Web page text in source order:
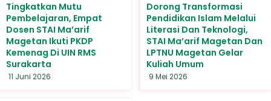
Tingkatkan Mutu
Pembelajaran, Empat
Dosen STAI Ma’arif
Magetan Ikuti PKDP
Kemenag Di UIN RMS
Surakarta
11 Juni 2026
Dorong Transformasi
Pendidikan Islam Melalui
Literasi Dan Teknologi,
STAI Ma’arif Magetan Dan
LPTNU Magetan Gelar
Kuliah Umum
9 Mei 2026